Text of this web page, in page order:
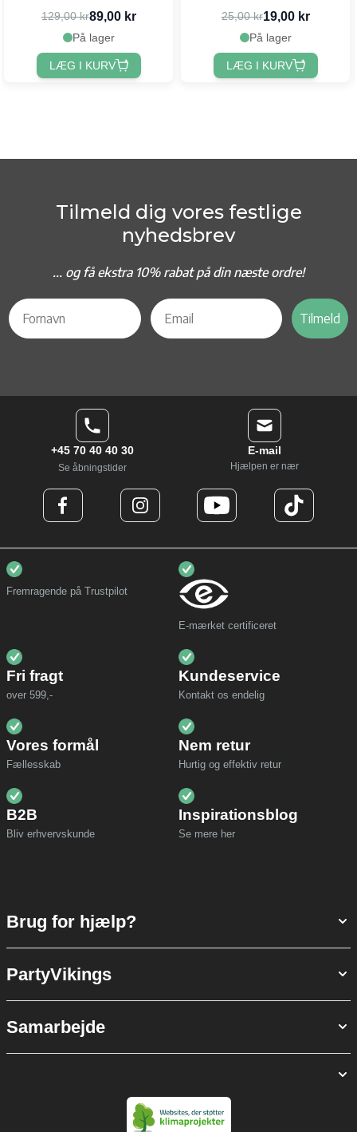
129,00 kr89,00 kr
På lager
LÆG I KURV
25,00 kr19,00 kr
På lager
LÆG I KURV
Tilmeld dig vores festlige
nyhedsbrev
... og få ekstra 10% rabat på din næste ordre!
Tilmeld
+45 70 40 40 30
Se åbningstider
E-mail
Hjælpen er nær
Fremragende på Trustpilot
E-mærket certificeret
Fri fragt
over 599,-
Kundeservice
Kontakt os endelig
Vores formål
Fællesskab
Nem retur
Hurtig og effektiv retur
B2B
Bliv erhvervskunde
Inspirationsblog
Se mere her
Brug for hjælp?
PartyVikings
Samarbejde